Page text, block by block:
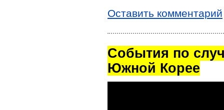
Оставить комментарий
Cобытия по
Южной Корее